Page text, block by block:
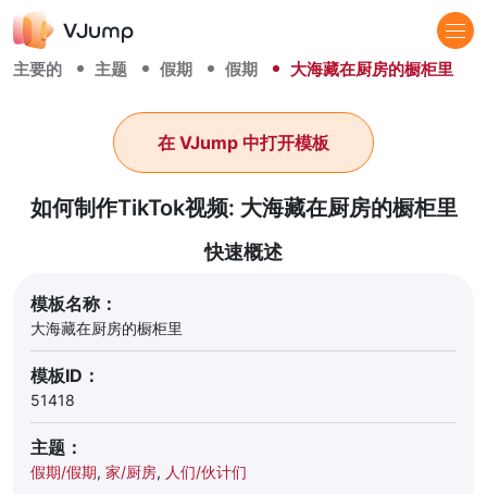
主要的 主题 假期 假期 大海藏在厨房的橱柜里
如何制作TikTok视频: 大海藏在厨房的橱柜里
在 VJump 中打开模板
快速概述
模板名称：
大海藏在厨房的橱柜里
模板ID：
51418
主题：
假期/假期, 家/厨房, 人们/伙计们